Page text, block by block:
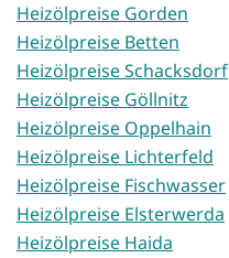
Heizölpreise Gorden
Heizölpreise Betten
Heizölpreise Schacksdorf
Heizölpreise Göllnitz
Heizölpreise Oppelhain
Heizölpreise Lichterfeld
Heizölpreise Fischwasser
Heizölpreise Elsterwerda
Heizölpreise Haida